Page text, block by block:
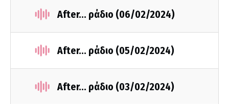
After... ράδιο (06/02/2024)
After... ράδιο (05/02/2024)
After... ράδιο (03/02/2024)